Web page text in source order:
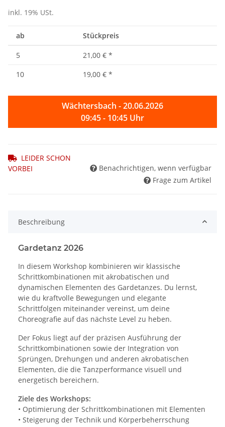
inkl. 19% USt.
ab Stückpreis
5 21,00 € *
10
19,00 € *
Wächtersbach - 20.06.2026
09:45 - 10:45 Uhr
LEIDER SCHON
VORBEI
Benachrichtigen, wenn verfügbar
Frage zum Artikel
Beschreibung
Gardetanz 2026
In diesem Workshop kombinieren wir klassische
Schrittkombinationen mit akrobatischen und
dynamischen Elementen des Gardetanzes. Du lernst,
wie du kraftvolle Bewegungen und elegante
Schrittfolgen miteinander vereinst, um deine
Choreografie auf das nächste Level zu heben.
Der Fokus liegt auf der präzisen Ausführung der
Schrittkombinationen sowie der Integration von
Sprüngen, Drehungen und anderen akrobatischen
Elementen, die die Tanzperformance visuell und
energetisch bereichern.
Ziele des Workshops:
• Optimierung der Schrittkombinationen mit Elementen
• Steigerung der Technik und Körperbeherrschung